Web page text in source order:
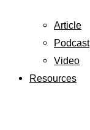
Article
Podcast
Video
Resources